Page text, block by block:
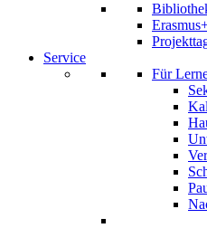
Service
Für